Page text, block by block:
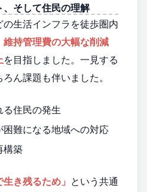
そして住民の理解
生活インフラを徒歩圏内
維持管理費の大幅な削減
を目指しました。一見する
ん課題も伴いました。
住民の発生
難になる地域への対応
構築
生き残るため」 という共通